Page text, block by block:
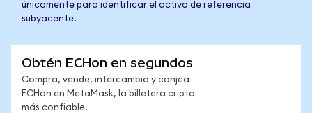
únicamente para identificar el activo de referencia
subyacente.
Obtén ECHon en segundos
Compra, vende, intercambia y canjea
ECHon en MetaMask, la billetera cripto
más confiable.